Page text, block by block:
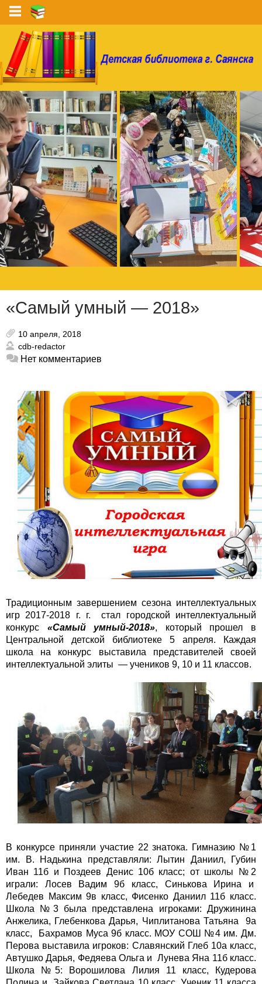
«Самый умный — 2018»
10 апреля, 2018
cdb-redactor
Нет комментариев
Традиционным завершением сезона интеллектуальных
игр 2017-2018 г. г. стал городской интеллектуальный
конкурс «Самый умный-2018», который прошел в
Центральной детской библиотеке 5 апреля. Каждая
школа на конкурс выставила представителей своей
интеллектуальной элиты — учеников 9, 10 и 11 классов.
В конкурсе приняли участие 22 знатока. Гимназию №1
им. В. Надькина представляли: Лытин Даниил, Губин
Иван 11б и Поздеев Денис 10б класс; от школы №2
играли: Лосев Вадим 9б класс, Синькова Ирина и
Лебедев Максим 9в класс, Фисенко Даниил 11б класс.
Школа №3 была представлена игроками: Дружинина
Анжелика, Глебенкова Дарья, Чиплитанова Татьяна 9а
класс, Бахрамов Муса 9б класс. МОУ СОШ №4 им. Дм.
Перова выставила игроков: Славянский Глеб 10а класс,
Автушко Дарья, Федяева Ольга и Лунева Яна 11б класс.
Школа №5: Ворошилова Лилия 11 класс, Кудерова